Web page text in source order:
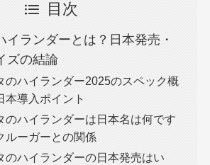
目次
イランダーとは？日本発売・
ズの結論
のハイランダー2025のスペック概
本導入ポイント
のハイランダーは日本名は何です
ルーガーとの関係
のハイランダーの日本発売はい